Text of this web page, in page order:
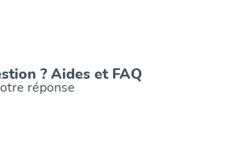
? Aides et FAQ
réponse